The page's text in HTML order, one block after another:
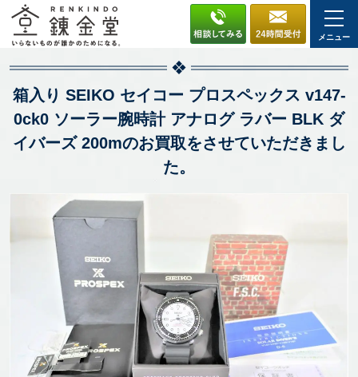
メニュー
箱入り SEIKO セイコー プロスペックス v147-
0ck0 ソーラー腕時計 アナログ ラバー BLK ダ
イバーズ 200mのお買取をさせていただきまし
た。